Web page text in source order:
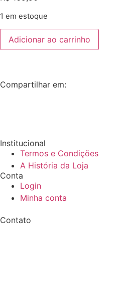
1 em estoque
Adicionar ao carrinho
Compartilhar em:
Institucional
Termos e Condições
A História da Loja
Conta
Login
Minha conta
Contato